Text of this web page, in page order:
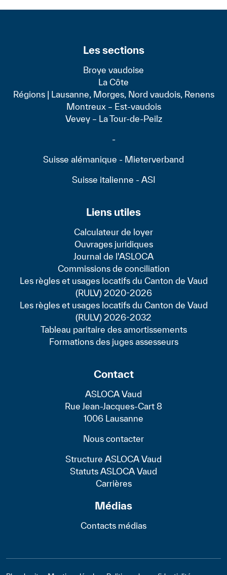
Les sections
Broye vaudoise
La Côte
Régions | Lausanne, Morges, Nord vaudois, Renens
Montreux – Est-vaudois
Vevey – La Tour-de-Peilz
-
Suisse alémanique - Mieterverband
Suisse italienne - ASI
Liens utiles
Calculateur de loyer
Ouvrages juridiques
Journal de l'ASLOCA
Commissions de conciliation
Les règles et usages locatifs du Canton de Vaud
(RULV) 2020-2026
Les règles et usages locatifs du Canton de Vaud
(RULV) 2026-2032
Tableau paritaire des amortissements
Formations des juges assesseurs
Contact
ASLOCA Vaud
Rue Jean-Jacques-Cart 8
1006 Lausanne
Nous contacter
Structure ASLOCA Vaud
Statuts ASLOCA Vaud
Carrières
Médias
Contacts médias